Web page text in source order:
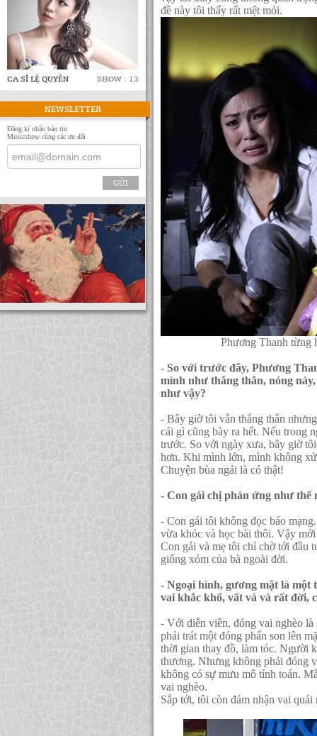
CA SĨ LỆ QUYÊN SHOW : 13
NEWSLETTER
Đăng kí nhận bản tin
Musicshow cùng các ưu đãi
GỬI
đề này tôi thấy rất mệt mỏi.
Phương Thanh từng
- So với trước đây, Phương
mình như thẳng thắn, nóng
như vậy?
- Bây giờ tôi vẫn thẳng thắn
cái gì cũng bày ra hết. Nếu trong
trước. So với ngày xưa, bây giờ
hơn. Khi mình lớn, mình không
Chuyện bùa ngải là có thật!
- Con gái chị phản ứng như thế
- Con gái tôi không đọc báo
vừa khóc và học bài thôi. Vậy
Con gái và mẹ tôi chỉ chờ tới đầu
giống xóm của bà ngoài đời.
- Ngoại hình, gương mặt là
vai khắc khổ, vất vả và rất đời,
- Với diễn viên, đóng vai nghèo
phải trát một đóng phấn son lên
thời gian thay đồ, làm tóc. Người
thương. Nhưng không phải đóng
không có sự mưu mô tính toán.
vai nghèo.
Sắp tới, tôi còn đảm nhận vai